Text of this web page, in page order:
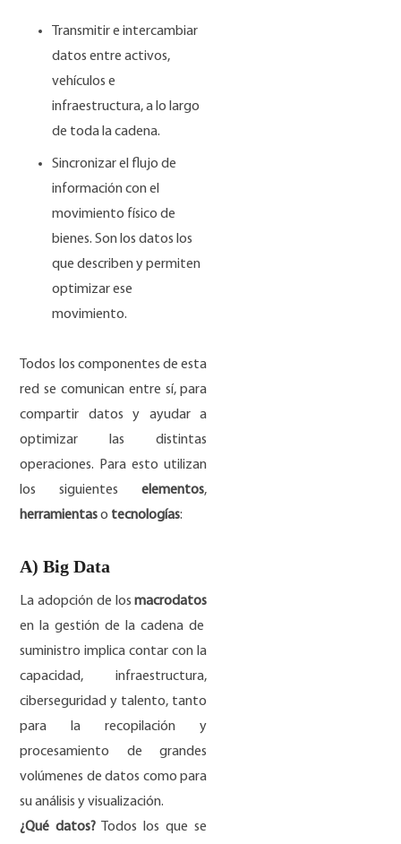
Transmitir e intercambiar
datos entre activos,
vehículos e
infraestructura, a lo largo
de toda la cadena.
Sincronizar el flujo de
información con el
movimiento físico de
bienes. Son los datos los
que describen y permiten
optimizar ese
movimiento.
Todos los componentes de esta
red se comunican entre sí, para
compartir datos y ayudar a
optimizar las distintas
operaciones. Para esto utilizan
los siguienteselementos,
herramientaso tecnologías:
A) Big Data
La adopción de losmacrodatos
en la gestión de la cadena de
suministro implica contar con la
capacidad, infraestructura,
ciberseguridad y talento, tanto
para la recopilación y
procesamiento de grandes
volúmenes de datos como para
su análisis y visualización.
¿Qué datos? Todos los que se